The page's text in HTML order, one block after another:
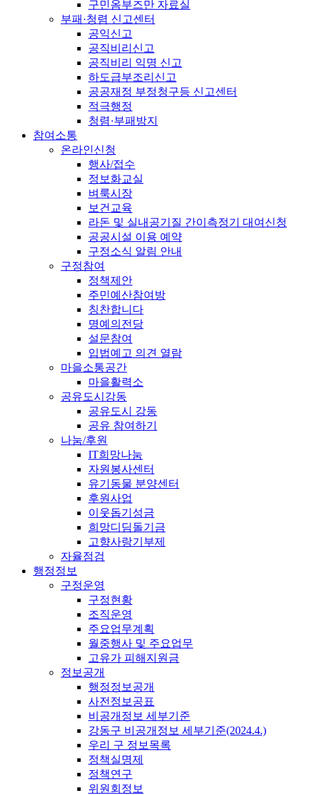
구민옴부즈만 자료실
부패·청렴 신고센터
공익신고
공직비리신고
공직비리 익명 신고
하도급부조리신고
공공재정 부정청구등 신고센터
적극행정
청렴·부패방지
참여소통
온라인신청
행사/접수
정보화교실
벼룩시장
보건교육
라돈 및 실내공기질 간이측정기 대여신청
공공시설 이용 예약
구정소식 알림 안내
구정참여
정책제안
주민예산참여방
칭찬합니다
명예의전당
설문참여
입법예고 의견 열람
마을소통공간
마을활력소
공유도시강동
공유도시 강동
공유 참여하기
나눔/후원
IT희망나눔
자원봉사센터
유기동물 분양센터
후원사업
이웃돕기성금
희망디딤돌기금
고향사랑기부제
자율점검
행정정보
구정운영
구정현황
조직운영
주요업무계획
월중행사 및 주요업무
고유가 피해지원금
정보공개
행정정보공개
사전정보공표
비공개정보 세부기준
강동구 비공개정보 세부기준(2024.4.)
우리 구 정보목록
정책실명제
정책연구
위원회정보